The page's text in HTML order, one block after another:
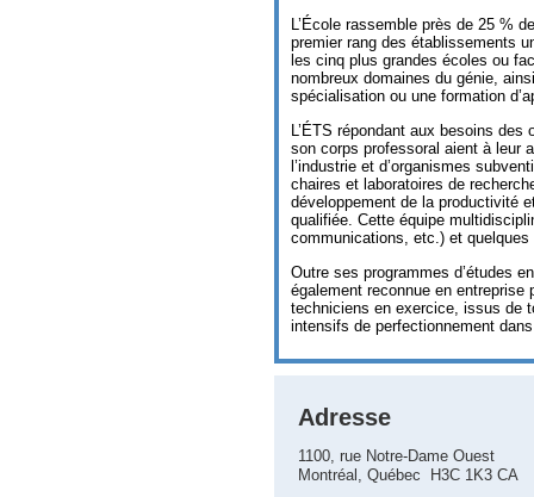
L’École rassemble près de 25 %
premier rang des établissements
les cinq plus grandes écoles ou
nombreux domaines du génie,
spécialisation ou une formation
L’ÉTS répondant aux besoins
son corps professoral aient à leur
l’industrie et d’organismes
chaires et laboratoires de
développement de la productivité
qualifiée. Cette équipe
communications, etc.) et
Outre ses programmes d’études
également reconnue en
techniciens en exercice, issus de
intensifs de perfectionnement
Adresse
1100, rue Notre-Dame Ouest
Montréal, Québec H3C 1K3 CA